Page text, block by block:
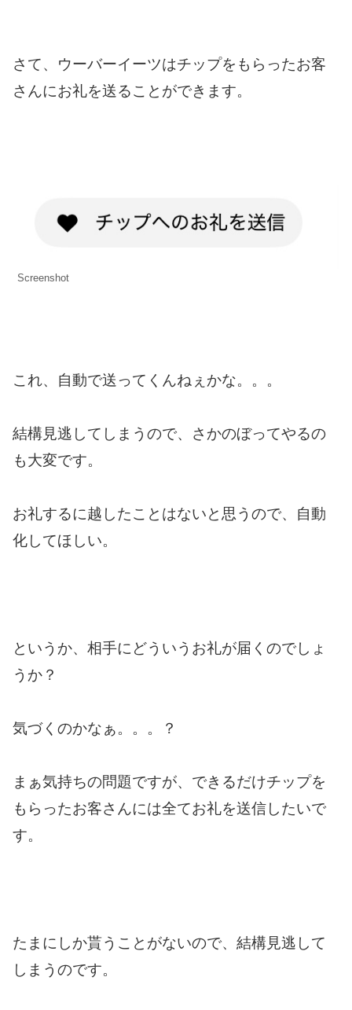
さて、ウーバーイーツはチップをもらったお客
さんにお礼を送ることができます。
Screenshot
これ、自動で送ってくんねぇかな。。。
結構見逃してしまうので、さかのぼってやるの
も大変です。
お礼するに越したことはないと思うので、自動
化してほしい。
というか、相手にどういうお礼が届くのでしょ
うか？
気づくのかなぁ。。。？
まぁ気持ちの問題ですが、できるだけチップを
もらったお客さんには全てお礼を送信したいで
す。
たまにしか貰うことがないので、結構見逃して
しまうのです。